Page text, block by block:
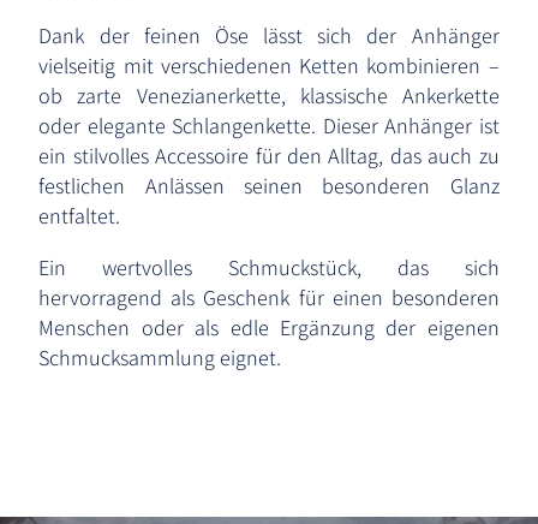
Dank der feinen Öse lässt sich der Anhänger
vielseitig mit verschiedenen Ketten kombinieren –
ob zarte Venezianerkette, klassische Ankerkette
oder elegante Schlangenkette. Dieser Anhänger ist
ein stilvolles Accessoire für den Alltag, das auch zu
festlichen Anlässen seinen besonderen Glanz
entfaltet.
Ein wertvolles Schmuckstück, das sich
hervorragend als Geschenk für einen besonderen
Menschen oder als edle Ergänzung der eigenen
Schmucksammlung eignet.